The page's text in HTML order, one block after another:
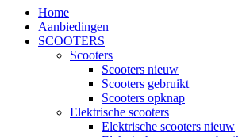
Home
Aanbiedingen
SCOOTERS
Scooters
Scooters nieuw
Scooters gebruikt
Scooters opknap
Elektrische scooters
Elektrische scooters nieuw